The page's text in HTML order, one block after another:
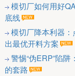
模切厂如何用好
底线
模切厂降本利器
出最优开料方案
警惕“伪ERP”陷
的套路